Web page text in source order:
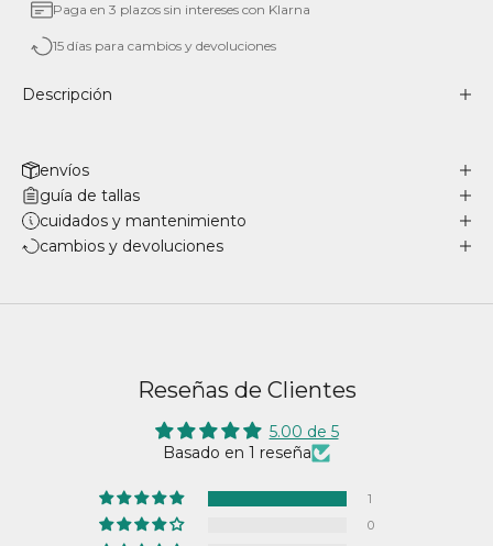
Paga en 3 plazos sin intereses con Klarna
15 días para cambios y devoluciones
Descripción
envíos
guía de tallas
cuidados y mantenimiento
cambios y devoluciones
Reseñas de Clientes
5.00 de 5
Basado en 1 reseña
1
0